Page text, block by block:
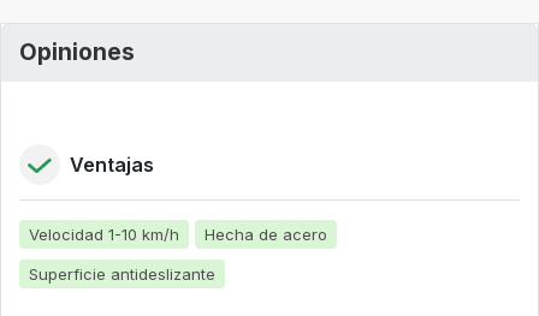
Opiniones
Ventajas
Velocidad 1-10 km/h Hecha de acero
Superficie antideslizante